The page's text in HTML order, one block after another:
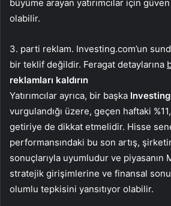
büyüme arayan yatırımcılar için
olabilir.
3. parti reklam. Investing.com’un
bir teklif değildir. Feragat detaylarına
reklamları kaldırın
Yatırımcılar ayrıca, bir başka
vurgulandığı üzere, geçen haftaki
getiriye de dikkat etmelidir. Hisse
performansındaki bu son artış,
sonuçlarıyla uyumludur ve piyasanın
stratejik girişimlerine ve finansal
olumlu tepkisini yansıtıyor olabilir.